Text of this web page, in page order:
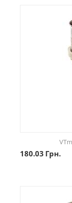
180.03 Грн.